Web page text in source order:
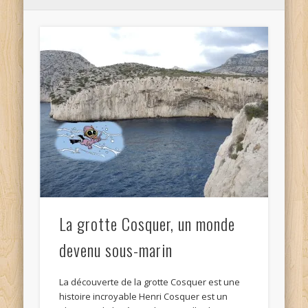
La grotte Cosquer, un monde
devenu sous-marin
La découverte de la grotte Cosquer est une
histoire incroyable Henri Cosquer est un